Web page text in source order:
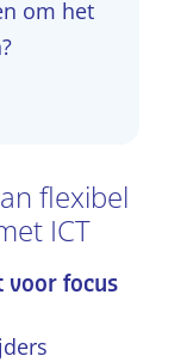
om het
flexibel
ICT
voor focus